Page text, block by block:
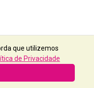
que utilizemos
de Privacidade